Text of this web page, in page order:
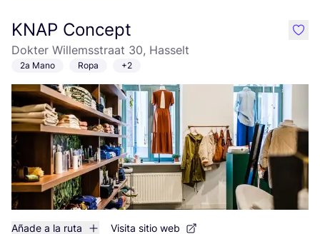
KNAP Concept
Dokter Willemsstraat 30, Hasselt
2a Mano Ropa +2
Añade a la ruta Visita sitio web
like